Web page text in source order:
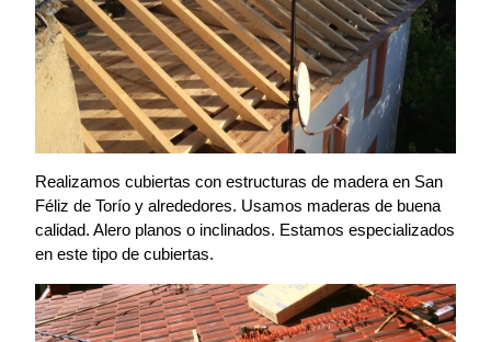
Realizamos cubiertas con estructuras de madera en San
Féliz de Torío y alrededores. Usamos maderas de buena
calidad. Alero planos o inclinados. Estamos especializados
en este tipo de cubiertas.